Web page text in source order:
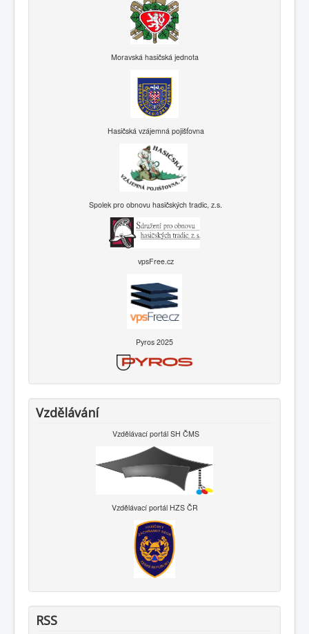
Moravská hasičská jednota
Hasičská vzájemná pojišťovna
Spolek pro obnovu hasičských tradic, z.s.
vpsFree.cz
Pyros 2025
Vzdělávání
Vzdělávací portál SH ČMS
Vzdělávací portál HZS ČR
RSS